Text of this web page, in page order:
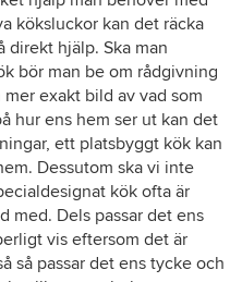
köksluckor kan det räcka
direkt hjälp. Ska man
bör man be om rådgivning
exakt bild av vad som
hur ens hem ser ut kan det
ett platsbyggt kök kan
Dessutom ska vi inte
kök ofta är
med. Dels passar det ens
vis eftersom det är
så passar det ens tycke och